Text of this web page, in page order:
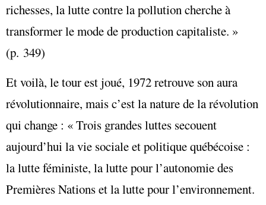
richesses, la lutte contre la pollution cherche à
transformer le mode de production capitaliste. »
(p. 349)
Et voilà, le tour est joué, 1972 retrouve son aura
révolutionnaire, mais c’est la nature de la révolution
qui change : « Trois grandes luttes secouent
aujourd’hui la vie sociale et politique québécoise :
la lutte féministe, la lutte pour l’autonomie des
Premières Nations et la lutte pour l’environnement.